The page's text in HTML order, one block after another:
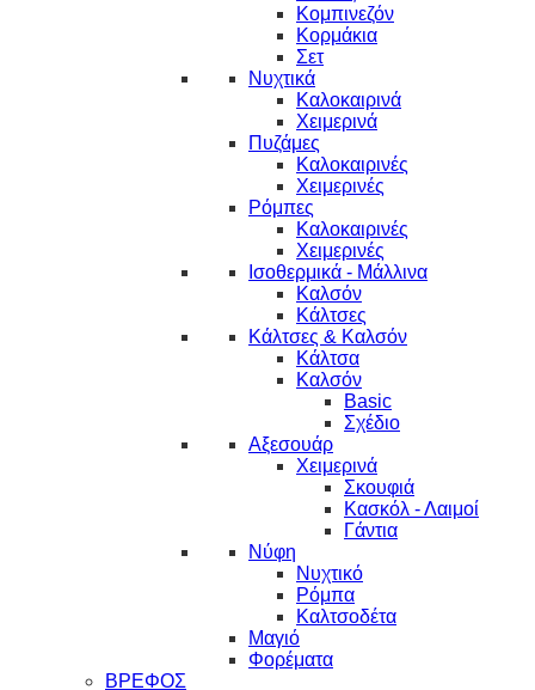
Κομπινεζόν
Κορμάκια
Σετ
Νυχτικά
Καλοκαιρινά
Χειμερινά
Πυζάμες
Καλοκαιρινές
Χειμερινές
Ρόμπες
Καλοκαιρινές
Χειμερινές
Ισοθερμικά - Μάλλινα
Καλσόν
Κάλτσες
Κάλτσες & Καλσόν
Κάλτσα
Καλσόν
Basic
Σχέδιο
Αξεσουάρ
Χειμερινά
Σκουφιά
Κασκόλ - Λαιμοί
Γάντια
Νύφη
Νυχτικό
Ρόμπα
Καλτσοδέτα
Μαγιό
Φορέματα
ΒΡΕΦΟΣ